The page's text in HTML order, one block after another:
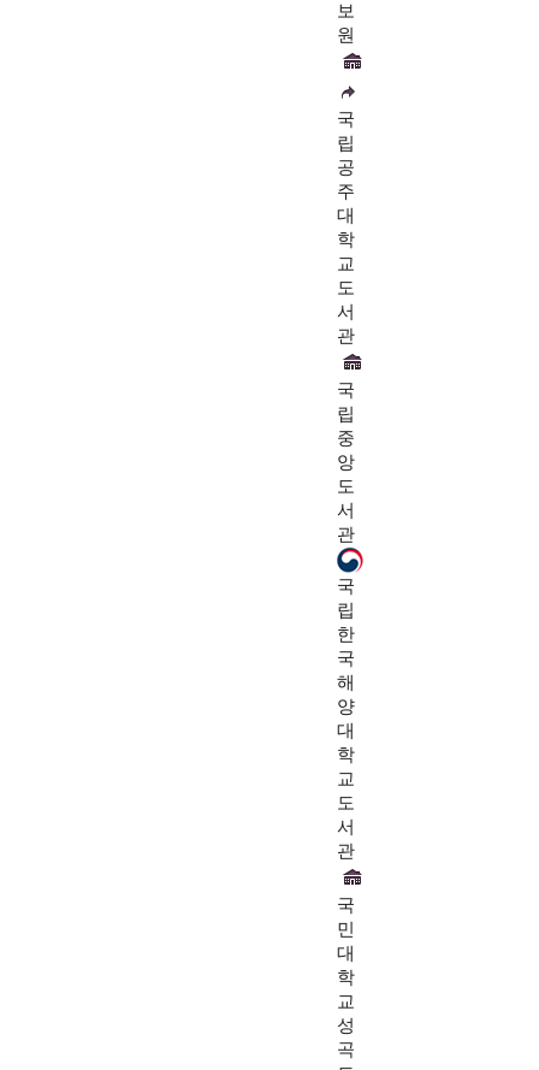
보
원
국
립
공
주
대
학
교
도
서
관
국
립
중
앙
도
서
관
국
립
한
국
해
양
대
학
교
도
서
관
국
민
대
학
교
성
곡